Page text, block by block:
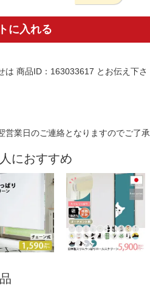
に入れる
は 商品ID：163033617 とお伝え下さ
営業日のご連絡となりますのでご了承
におすすめ